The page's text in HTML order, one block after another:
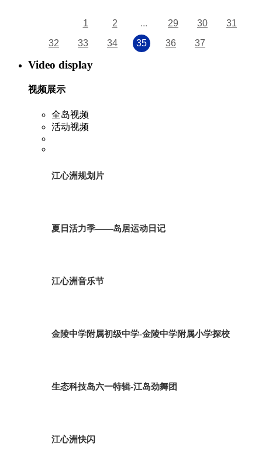
1 2 ... 29 30
31
32
33 34 35 36 37
Video display
视频展示
全岛视频
活动视频
江心洲规划片
夏日活力季——岛居运动日记
江心洲音乐节
金陵中学附属初级中学-金陵中学附属小学探校
生态科技岛六一特辑-江岛劲舞团
江心洲快闪